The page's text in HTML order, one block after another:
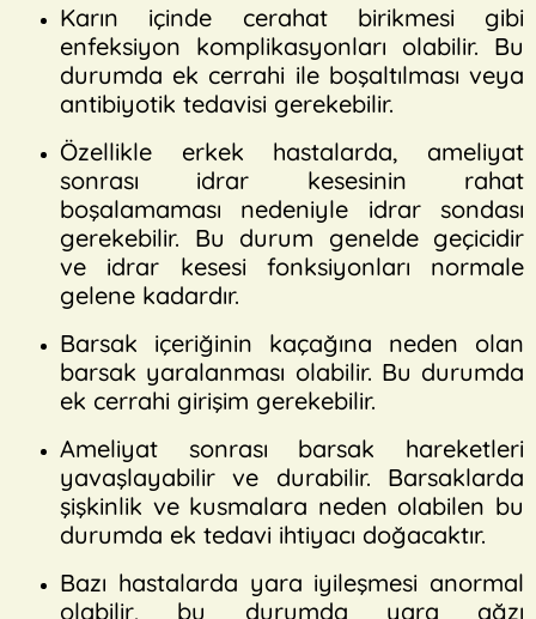
Karın içinde cerahat birikmesi gibi
enfeksiyon komplikasyonları olabilir. Bu
durumda ek cerrahi ile boşaltılması veya
antibiyotik tedavisi gerekebilir.
Özellikle erkek hastalarda, ameliyat
sonrası idrar kesesinin rahat
boşalamaması nedeniyle idrar sondası
gerekebilir. Bu durum genelde geçicidir
ve idrar kesesi fonksiyonları normale
gelene kadardır.
Barsak içeriğinin kaçağına neden olan
barsak yaralanması olabilir. Bu durumda
ek cerrahi girişim gerekebilir.
Ameliyat sonrası barsak hareketleri
yavaşlayabilir ve durabilir. Barsaklarda
şişkinlik ve kusmalara neden olabilen bu
durumda ek tedavi ihtiyacı doğacaktır.
Bazı hastalarda yara iyileşmesi anormal
olabilir, bu durumda yara ağzı